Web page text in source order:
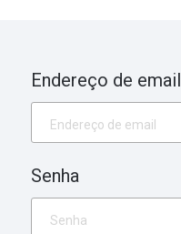
Endereço de email
Senha